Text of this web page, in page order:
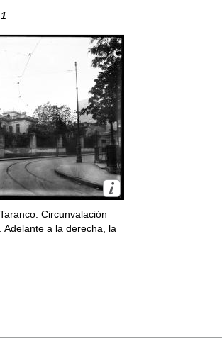
1
Circunvalación
Adelante a la derecha, la